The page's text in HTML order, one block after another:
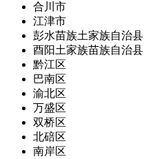
合川市
江津市
彭水苗族土家族自治县
酉阳土家族苗族自治县
黔江区
巴南区
渝北区
万盛区
双桥区
北碚区
南岸区